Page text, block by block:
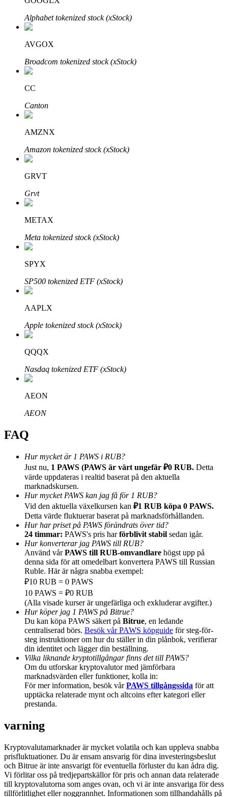
Auto Invest
Ta långsiktig vinst och flexibla intressen
Bitrue
Bitrue Partners
Bitrue Affiliates
Upp till 65% provision!
Hänvisning
Bjud in en vän för att få kontantbelöningar
Deposit CASHCAT & Win
Deposit CASHCAT & Win
Share 500000 CASHCAT prize pool
Exclusive for BitMart Users
Register & Trade to Win 500,000 USDT
Alphabet tokenized stock (xStock)
AVGOX
Broadcom tokenized stock (xStock)
CC
Canton
AMZNX
Amazon tokenized stock (xStock)
GRVT
Grvt
METAX
Meta tokenized stock (xStock)
SPYX
SP500 tokenized ETF (xStock)
AAPLX
Apple tokenized stock (xStock)
QQQX
Nasdaq tokenized ETF (xStock)
AEON
AEON
FAQ
Hur mycket är 1 PAWS i RUB?
Just nu, 1 PAWS (PAWS är värt ungefär ₽0 RUB. Detta
värde uppdateras i realtid baserat på den aktuella
marknadskursen.
Hur mycket PAWS kan jag få för 1 RUB?
Vid den aktuella växelkursen kan ₽1 RUB köpa 0 PAWS.
Detta värde fluktuerar baserat på marknadsförhållanden.
Hur har priset på PAWS förändrats över tid?
24 timmar: PAWS's pris harförblivit stabil sedan igår.
Hur konverterar jag PAWS till RUB?
Använd vårPAWS till RUB-omvandlare högst upp på
denna sida för att omedelbart konvertera PAWS till Russian
Ruble. Här är några snabba exempel:
₽10 RUB = 0 PAWS
10 PAWS = ₽0 RUB
(Alla visade kurser är ungefärliga och exkluderar avgifter.)
Hur köper jag 1 PAWS på Bitrue?
Du kan köpa PAWS säkert på Bitrue, en ledande
centraliserad börs. Besök vår PAWS köpguide för steg-för-
steg instruktioner om hur du ställer in din plånbok, verifierar
din identitet och lägger din beställning.
Vilka liknande kryptotillgångar finns det till PAWS?
Om du utforskar kryptovalutor med jämförbara
marknadsvärden eller funktioner, kolla in:
För mer information, besök vårPAWS tillgångssida för att
upptäcka relaterade mynt och altcoins efter kategori eller
prestanda.
varning
Kryptovalutamarknader är mycket volatila och kan uppleva snabba
prisfluktuationer. Du är ensam ansvarig för dina investeringsbeslut
och Bitrue är inte ansvarigt för eventuella förluster du kan ådra dig.
Vi förlitar oss på tredjepartskällor för pris och annan data relaterade
till kryptovalutorna som anges ovan, och vi är inte ansvariga för dess
tillförlitlighet eller noggrannhet. Informationen som tillhandahålls på